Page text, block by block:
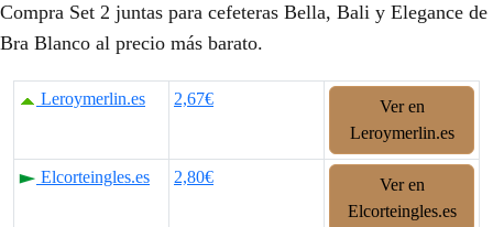
Compra Set 2 juntas para cefeteras Bella, Bali y Elegance de
Bra Blanco al precio más barato.
Leroymerlin.es 2,67€
Ver en
Leroymerlin.es
Elcorteingles.es 2,80€
Ver en
Elcorteingles.es